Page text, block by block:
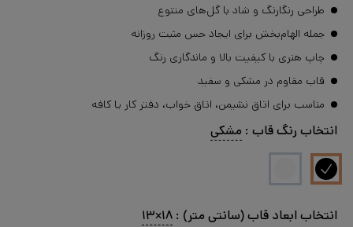
طراحی رنگارنگ و شاد با گل‌های متنوع
جمله الهام‌بخش برای ایجاد حس مثبت روزانه
چاپ هنری با کیفیت بالا و ماندگاری رنگ
قاب مقاوم در مشکی و سفید
مناسب برای اتاق نشیمن، اتاق خواب، دفتر کار یا کافه
انتخاب رنگ قاب : مشکی
انتخاب ابعاد قاب (سانتی متر) : ۱۸×۱۳